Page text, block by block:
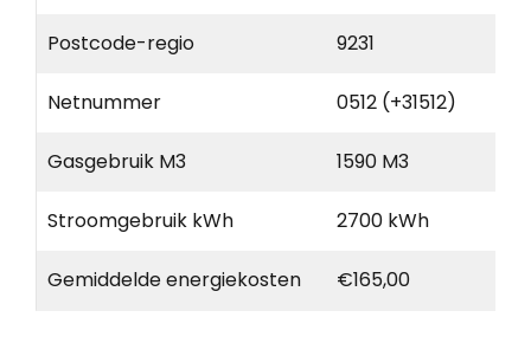
Postcode-regio 9231
Netnummer 0512 (+31512)
Gasgebruik M3 1590 M3
Stroomgebruik kWh 2700 kWh
Gemiddelde energiekosten €165,00